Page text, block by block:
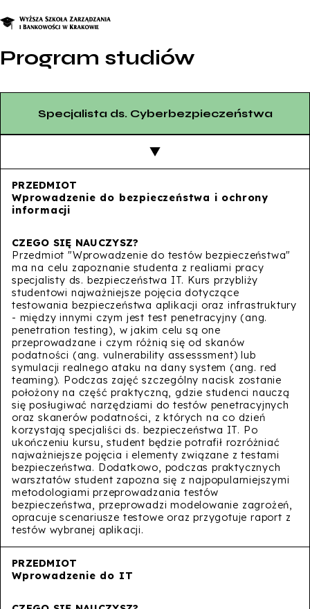
Program studiów
Specjalista ds. Cyberbezpieczeństwa
Wprowadzenie do bezpieczeństwa i ochrony
informacji
Przedmiot "Wprowadzenie do testów bezpieczeństwa"
ma na celu zapoznanie studenta z realiami pracy
specjalisty ds. bezpieczeństwa IT. Kurs przybliży
studentowi najważniejsze pojęcia dotyczące
testowania bezpieczeństwa aplikacji oraz infrastruktury
- między innymi czym jest test penetracyjny (ang.
penetration testing), w jakim celu są one
przeprowadzane i czym różnią się od skanów
podatności (ang. vulnerability assesssment) lub
symulacji realnego ataku na dany system (ang. red
teaming). Podczas zajęć szczególny nacisk zostanie
położony na część praktyczną, gdzie studenci nauczą
się posługiwać narzędziami do testów penetracyjnych
oraz skanerów podatności, z których na co dzień
korzystają specjaliści ds. bezpieczeństwa IT. Po
ukończeniu kursu, student będzie potrafił rozróżniać
najważniejsze pojęcia i elementy związane z testami
bezpieczeństwa. Dodatkowo, podczas praktycznych
warsztatów student zapozna się z najpopularniejszymi
metodologiami przeprowadzania testów
bezpieczeństwa, przeprowadzi modelowanie zagrożeń,
opracuje scenariusze testowe oraz przygotuje raport z
testów wybranej aplikacji.
Wprowadzenie do IT